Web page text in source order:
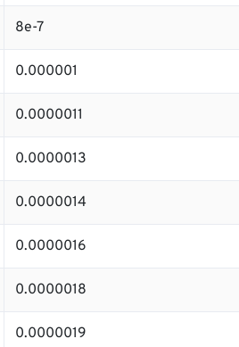
8e-7
0.000001
0.0000011
0.0000013
0.0000014
0.0000016
0.0000018
0.0000019